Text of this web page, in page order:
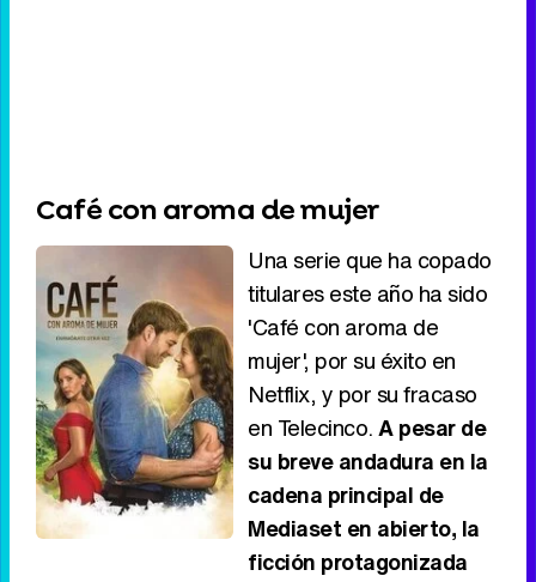
Café con aroma de mujer
Una serie que ha copado
titulares este año ha sido
'Café con aroma de
mujer', por su éxito en
Netflix, y por su fracaso
en Telecinco.A pesar de
su breve andadura en la
cadena principal de
Mediaset en abierto, la
ficción protagonizada